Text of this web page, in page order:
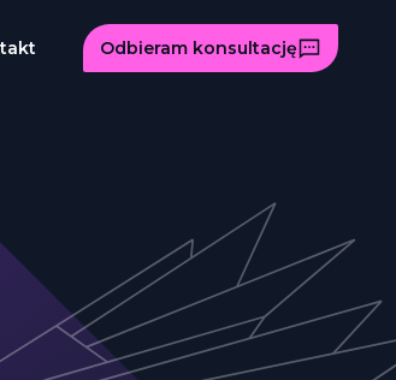
Odbieram konsultację